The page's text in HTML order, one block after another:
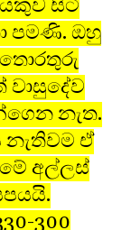
සිටි
පමණි. ඔහු
තොරතුරු
නැත.
ඒ
අල්ලස්
300